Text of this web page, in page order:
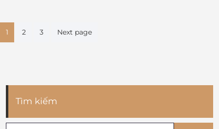
Phân
trang
1 2 3 Next page
Tìm kiếm